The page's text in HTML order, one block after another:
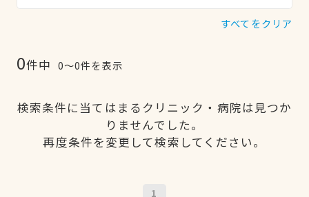
すべてをクリア
0件中 0〜0件を表示
検索条件に当てはまるクリニック・病院は見つか
りませんでした。
再度条件を変更して検索してください。
1